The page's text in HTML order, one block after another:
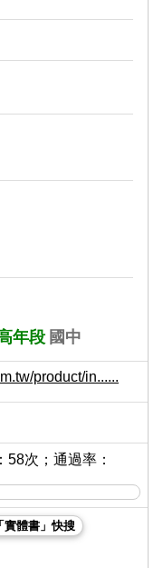
年段 國中
product/in......
次；通過率：
實體書」快搜